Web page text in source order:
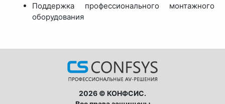
Поддержка профессионального монтажного
оборудования
2026 © КОНФСИС.